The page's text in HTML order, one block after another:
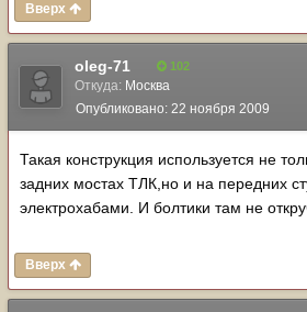
Вверх
oleg-71 102
Откуда: Москва
Опубликовано: 22 ноября 2009
Такая конструкция используется не
задних мостах ТЛК,но и на передних
электрохабами. И болтики там не
Вверх